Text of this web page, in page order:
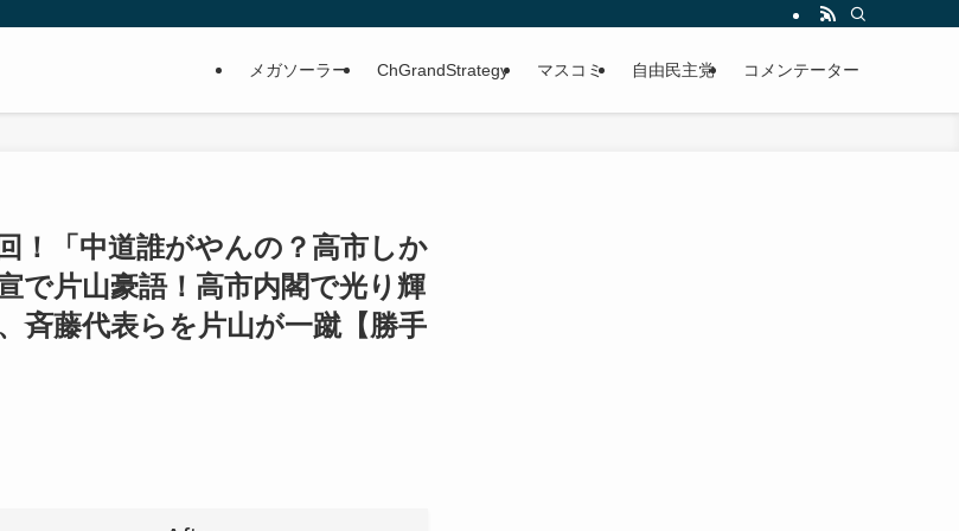
メガソーラー ChGrandStrategy マスコミ 自由民主党 コメンテーター
！「中道誰がやんの？高市しか
で片山豪語！高市内閣で光り輝
斉藤代表らを片山が一蹴【勝手